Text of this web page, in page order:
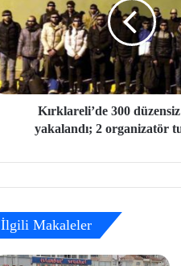
Kırklareli’de 300
yakalandı; 2 organizatör
İlgili Makaleler